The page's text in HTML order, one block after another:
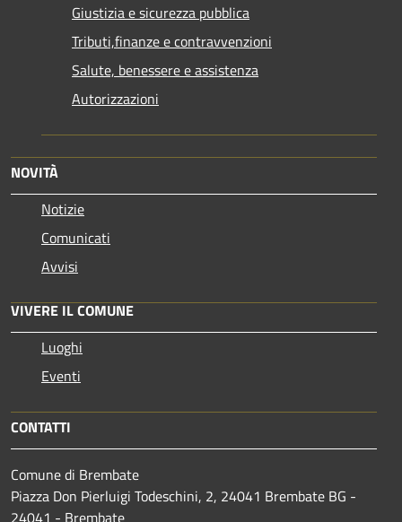
Giustizia e sicurezza pubblica
Tributi,finanze e contravvenzioni
Salute, benessere e assistenza
Autorizzazioni
NOVITÀ
Notizie
Comunicati
Avvisi
VIVERE IL COMUNE
Luoghi
Eventi
CONTATTI
Comune di Brembate
Piazza Don Pierluigi Todeschini, 2, 24041 Brembate BG -
24041 - Brembate